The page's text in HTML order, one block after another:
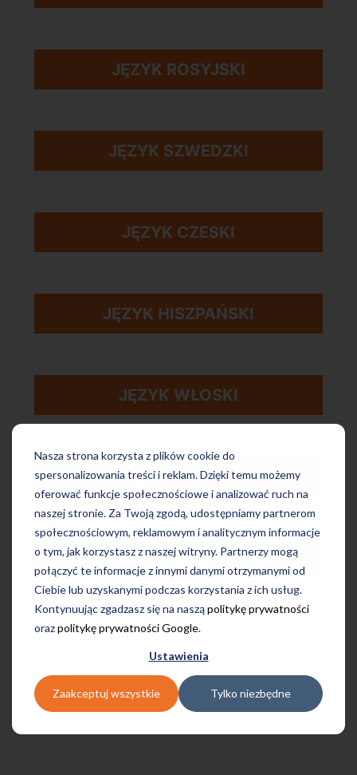
Nasza strona korzysta z plików cookie do
spersonalizowania treści i reklam. Dzięki temu możemy
oferować funkcje społecznościowe i analizować ruch na
naszej stronie. Za Twoją zgodą, udostępniamy partnerom
społecznościowym, reklamowym i analitycznym informacje
o tym, jak korzystasz z naszej witryny. Partnerzy mogą
połączyć te informacje z innymi danymi otrzymanymi od
Ciebie lub uzyskanymi podczas korzystania z ich usług.
Kontynuując zgadzasz się na nasząpolitykę prywatności
orazpolitykę prywatności Google.
Ustawienia
Zaakceptuj wszystkie Tylko niezbędne
JĘZYK ROSYJSKI
JĘZYK SZWEDZKI
JĘZYK CZESKI
JĘZYK HISZPAŃSKI
JĘZYK WŁOSKI
JĘZYK DUŃSKI
JĘZYK NIDERLANDZKI